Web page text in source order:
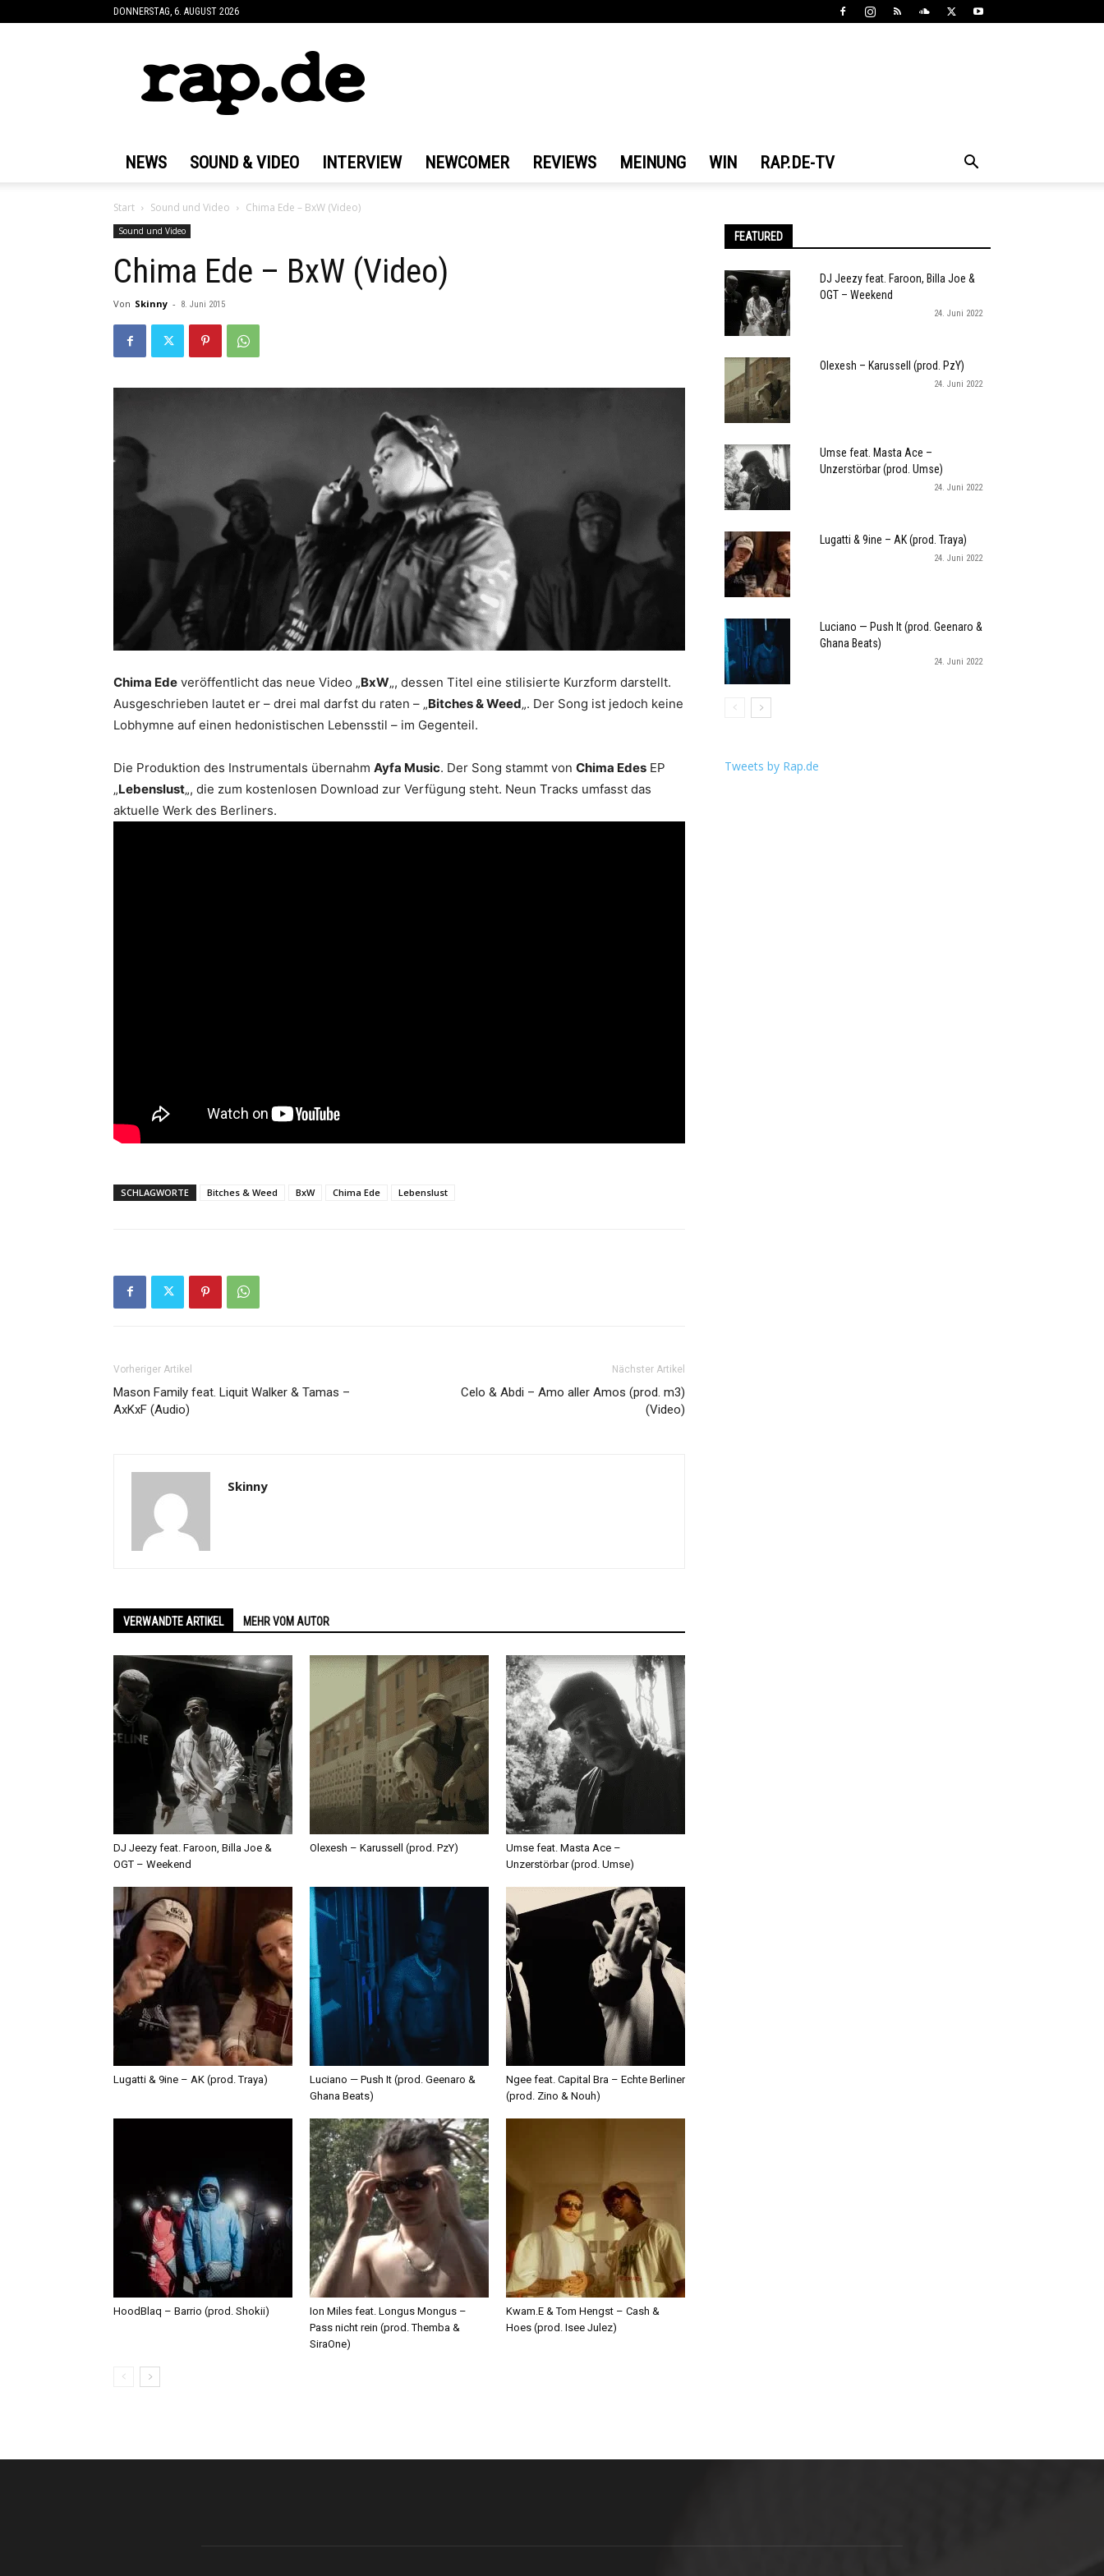
DONNERSTAG, 6. AUGUST 2026
NEWS SOUND & VIDEO INTERVIEW NEWCOMER REVIEWS MEINUNG WIN RAP.DE-TV
Start Sound und Video Chima Ede – BxW (Video)
Sound und Video
Chima Ede – BxW (Video)
Von Skinny - 8. Juni 2015
Chima Ede veröffentlicht das neue Video „BxW„, dessen Titel eine stilisierte Kurzform darstellt.
Ausgeschrieben lautet er – drei mal darfst du raten – „Bitches & Weed„. Der Song ist jedoch keine
Lobhymne auf einen hedonistischen Lebensstil – im Gegenteil.
Die Produktion des Instrumentals übernahm Ayfa Music. Der Song stammt von Chima Edes EP
„Lebenslust„, die zum kostenlosen Download zur Verfügung steht. Neun Tracks umfasst das
aktuelle Werk des Berliners.
SCHLAGWORTE Bitches & Weed BxW Chima Ede Lebenslust
Vorheriger Artikel
Mason Family feat. Liquit Walker & Tamas –
AxKxF (Audio)
Nächster Artikel
Celo & Abdi – Amo aller Amos (prod. m3)
(Video)
Skinny
VERWANDTE ARTIKEL MEHR VOM AUTOR
DJ Jeezy feat. Faroon, Billa Joe &
OGT – Weekend
Olexesh – Karussell (prod. PzY)
Umse feat. Masta Ace –
Unzerstörbar (prod. Umse)
Lugatti & 9ine – AK (prod. Traya)
Luciano — Push It (prod. Geenaro &
Ghana Beats)
Ngee feat. Capital Bra – Echte Berliner
(prod. Zino & Nouh)
HoodBlaq – Barrio (prod. Shokii)
Ion Miles feat. Longus Mongus –
Pass nicht rein (prod. Themba &
SiraOne)
Kwam.E & Tom Hengst – Cash &
Hoes (prod. Isee Julez)
FEATURED
DJ Jeezy feat. Faroon, Billa Joe &
OGT – Weekend
24. Juni 2022
Olexesh – Karussell (prod. PzY)
24. Juni 2022
Umse feat. Masta Ace –
Unzerstörbar (prod. Umse)
24. Juni 2022
Lugatti & 9ine – AK (prod. Traya)
24. Juni 2022
Luciano — Push It (prod. Geenaro &
Ghana Beats)
24. Juni 2022
Tweets by Rap.de